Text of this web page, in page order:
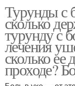
Турунды с
сколько
турунду с
лечения
сколько ее
проходе?